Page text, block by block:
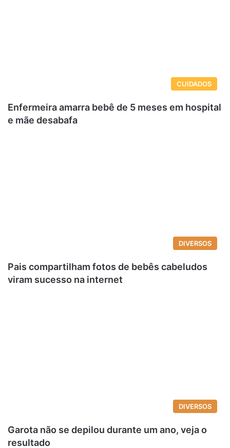
CUIDADOS
Enfermeira amarra bebê de 5 meses em hospital
e mãe desabafa
DIVERSOS
Pais compartilham fotos de bebês cabeludos
viram sucesso na internet
DIVERSOS
Garota não se depilou durante um ano, veja o
resultado